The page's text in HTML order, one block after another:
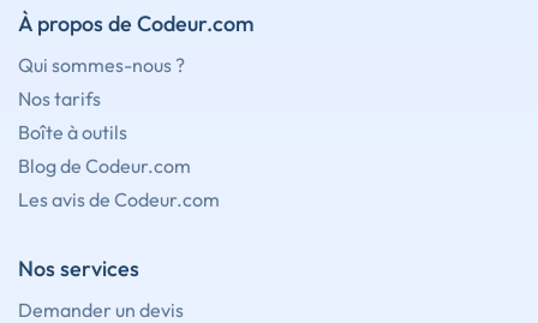
À propos de Codeur.com
Qui sommes-nous ?
Nos tarifs
Boîte à outils
Blog de Codeur.com
Les avis de Codeur.com
Nos services
Demander un devis